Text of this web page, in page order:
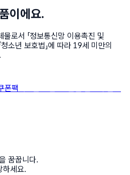
이에요.
로서 「정보통신망 이용촉진 및
소년 보호법」에 따라 19세 미만의
꿈꿉니다.
하세요.